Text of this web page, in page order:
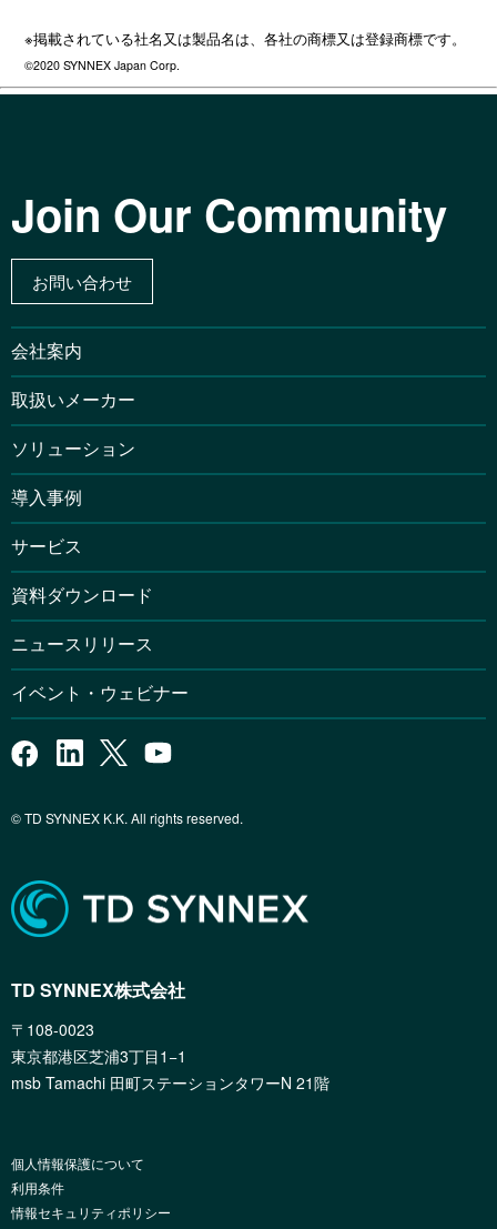
※掲載されている社名又は製品名は、各社の商標又は登録商標です。
©2020 SYNNEX Japan Corp.
Join Our Community
お問い合わせ
会社案内
取扱いメーカー
ソリューション
導入事例
サービス
資料ダウンロード
ニュースリリース
イベント・ウェビナー
© TD SYNNEX K.K. All rights reserved.
TD SYNNEX株式会社
〒108-0023
東京都港区芝浦3丁目1−1
msb Tamachi 田町ステーションタワーN 21階
個人情報保護について
利用条件
情報セキュリティポリシー